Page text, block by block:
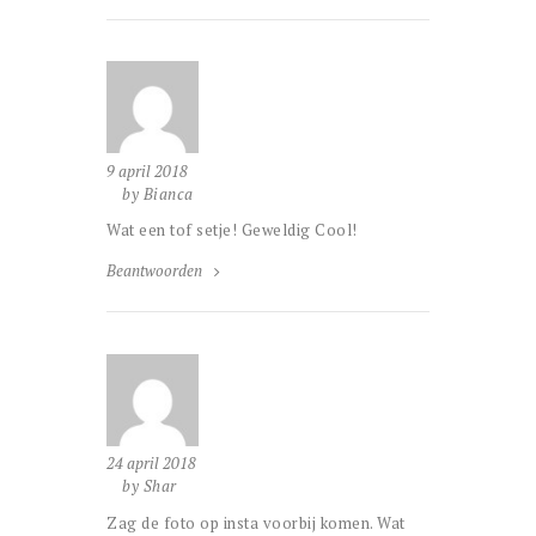
9 april 2018
by Bianca
Wat een tof setje! Geweldig Cool!
Beantwoorden
24 april 2018
by Shar
Zag de foto op insta voorbij komen. Wat